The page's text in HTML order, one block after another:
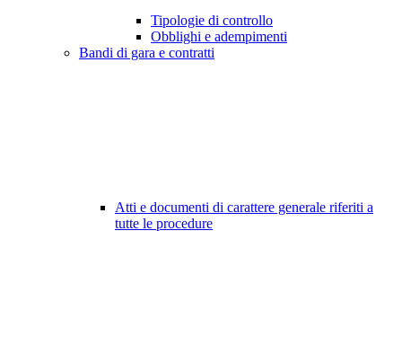
Tipologie di controllo
Obblighi e adempimenti
Bandi di gara e contratti
Atti e documenti di carattere generale riferiti a
tutte le procedure